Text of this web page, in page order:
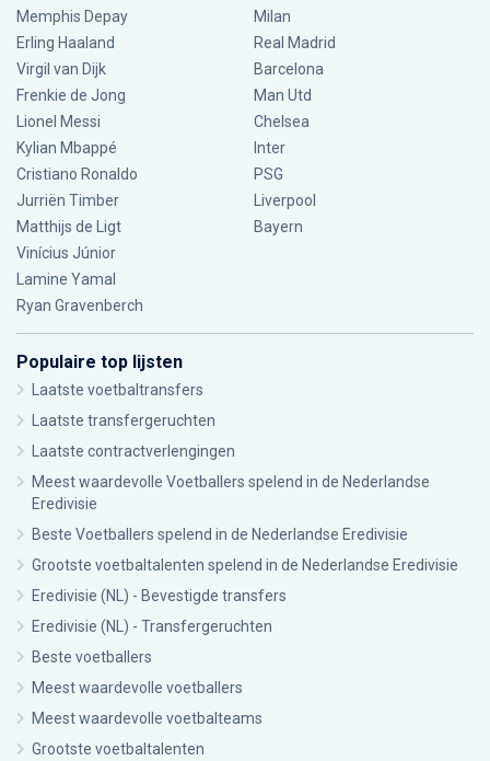
Memphis Depay
Erling Haaland
Virgil van Dijk
Frenkie de Jong
Lionel Messi
Kylian Mbappé
Cristiano Ronaldo
Jurriën Timber
Matthijs de Ligt
Vinícius Júnior
Lamine Yamal
Ryan Gravenberch
Milan
Real Madrid
Barcelona
Man Utd
Chelsea
Inter
PSG
Liverpool
Bayern
Populaire top lijsten
Laatste voetbaltransfers
Laatste transfergeruchten
Laatste contractverlengingen
Meest waardevolle Voetballers spelend in de Nederlandse
Eredivisie
Beste Voetballers spelend in de Nederlandse Eredivisie
Grootste voetbaltalenten spelend in de Nederlandse Eredivisie
Eredivisie (NL) - Bevestigde transfers
Eredivisie (NL) - Transfergeruchten
Beste voetballers
Meest waardevolle voetballers
Meest waardevolle voetbalteams
Grootste voetbaltalenten